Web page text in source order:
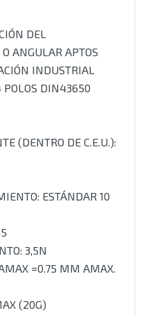
DEL
ANGULAR APTOS
INDUSTRIAL
POLOS DIN43650
(DENTRO DE C.E.U.):
ESTÁNDAR 10
3,5N
=0.75 MM AMAX.
(20G)